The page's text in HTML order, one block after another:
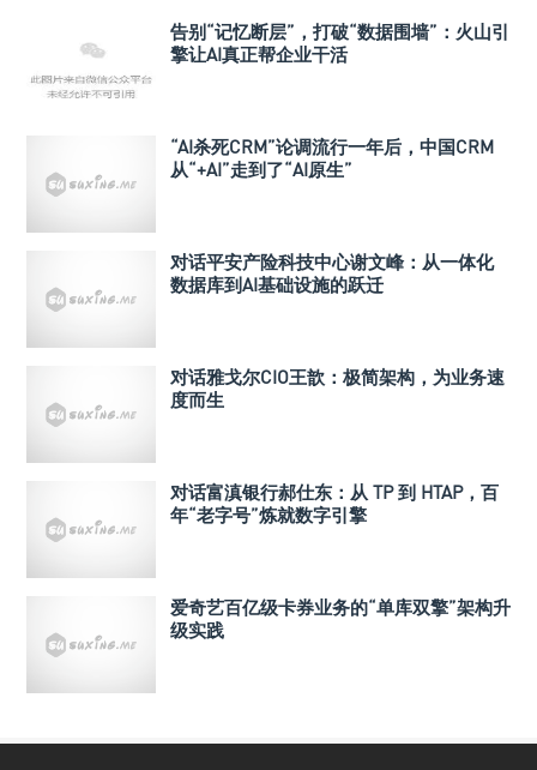
告别“记忆断层”，打破“数据围墙”：火山引
擎让AI真正帮企业干活
“AI杀死CRM”论调流行一年后，中国CRM
从“+AI”走到了“AI原生”
对话平安产险科技中心谢文峰：从一体化
数据库到AI基础设施的跃迁
对话雅戈尔CIO王歆：极简架构，为业务速
度而生
对话富滇银行郝仕东：从 TP 到 HTAP，百
年“老字号”炼就数字引擎
爱奇艺百亿级卡券业务的“单库双擎”架构升
级实践